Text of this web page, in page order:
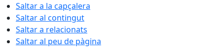
Saltar a la capçalera
Saltar al contingut
Saltar a relacionats
Saltar al peu de pàgina